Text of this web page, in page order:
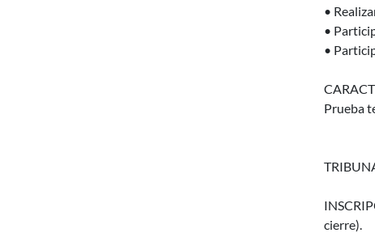
•
•
•
Prueba
cierre).